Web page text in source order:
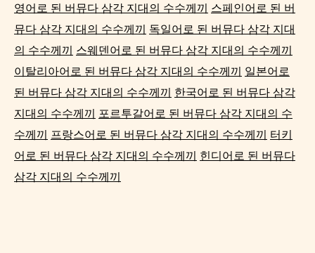
영어로 된 버뮤다 삼각 지대의 수수께끼 스페인어로 된 버
뮤다 삼각 지대의 수수께끼 독일어로 된 버뮤다 삼각 지대
의 수수께끼 스웨덴어로 된 버뮤다 삼각 지대의 수수께끼
이탈리아어로 된 버뮤다 삼각 지대의 수수께끼 일본어로
된 버뮤다 삼각 지대의 수수께끼 한국어로 된 버뮤다 삼각
지대의 수수께끼 포르투갈어로 된 버뮤다 삼각 지대의 수
수께끼 프랑스어로 된 버뮤다 삼각 지대의 수수께끼 터키
어로 된 버뮤다 삼각 지대의 수수께끼 힌디어로 된 버뮤다
삼각 지대의 수수께끼